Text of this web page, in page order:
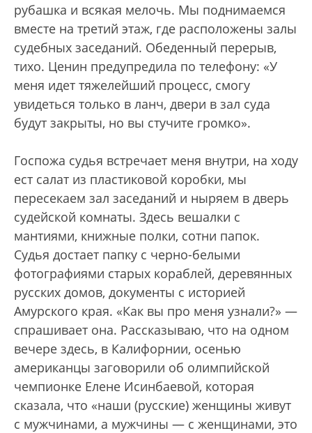
рубашка и всякая мелочь. Мы поднимаемся
вместе на третий этаж, где расположены залы
судебных заседаний. Обеденный перерыв,
тихо. Ценин предупредила по телефону: «У
меня идет тяжелейший процесс, смогу
увидеться только в ланч, двери в зал суда
будут закрыты, но вы стучите громко».
Госпожа судья встречает меня внутри, на ходу
ест салат из пластиковой коробки, мы
пересекаем зал заседаний и ныряем в дверь
судейской комнаты. Здесь вешалки с
мантиями, книжные полки, сотни папок.
Судья достает папку с черно-белыми
фотографиями старых кораблей, деревянных
русских домов, документы с историей
Амурского края. «Как вы про меня узнали?» —
спрашивает она. Рассказываю, что на одном
вечере здесь, в Калифорнии, осенью
американцы заговорили об олимпийской
чемпионке Елене Исинбаевой, которая
сказала, что «наши (русские) женщины живут
с мужчинами, а мужчины — с женщинами, это